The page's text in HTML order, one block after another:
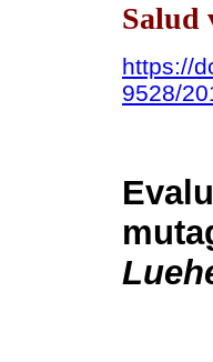
Salud
https://
9528/